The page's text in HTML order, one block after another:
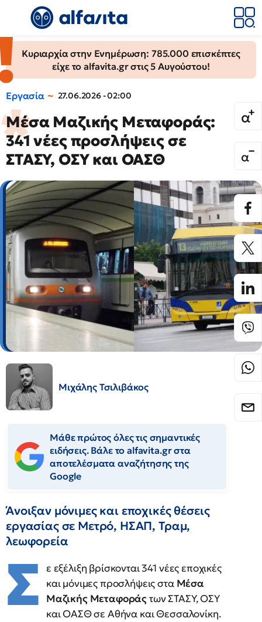
Κυριαρχία στην Ενημέρωση: 785.000 επισκέπτες
είχε το alfavita.gr στις 5 Αυγούστου!
Εργασία 27.06.2026 - 02:00
Μέσα Μαζικής Μεταφοράς:
341 νέες προσλήψεις σε
ΣΤΑΣΥ, ΟΣΥ και ΟΑΣΘ
Μιχάλης Τσιλιβάκος
Μάθε πρώτος όλες τις σημαντικές
ειδήσεις. Βάλε το alfavita.gr στα
αποτελέσματα αναζήτησης της
Google
Άνοιξαν μόνιμες και εποχικές θέσεις
εργασίας σε Μετρό, ΗΣΑΠ, Τραμ,
λεωφορεία
Σ ε εξέλιξη βρίσκονται 341 νέες εποχικές
και μόνιμες προσλήψεις στα Μέσα
Μαζικής Μεταφοράςτων ΣΤΑΣΥ, ΟΣΥ
και ΟΑΣΘ σε Αθήνα και Θεσσαλονίκη.